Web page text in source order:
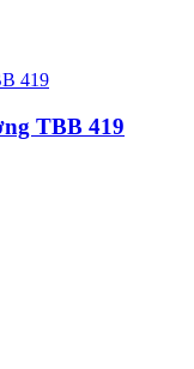
TBB 419